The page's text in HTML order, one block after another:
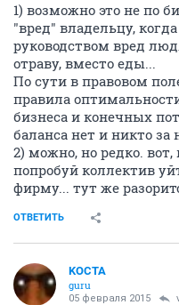
1) возможно это не по
"вред" владельцу,
руководством вред
отраву, вместо еды...
По сути в правовом
правила
бизнеса и конечных
баланса нет и никто за
2) можно, но редко.
попробуй коллектив
фирму... тут же
ОТВЕТИТЬ
KOCTA
guru
05 февраля 2015